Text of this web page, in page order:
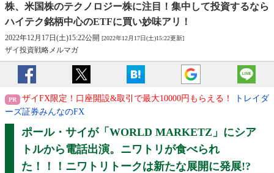
株、米国株のテクノロジー株に注目！集中して投資するなら
ハイテク銘柄中心のETFに買い妙味アリ！
2022年12月17日(土)15:22公開 [2022年12月17日(土)15:22更新]
ザイ投資戦略メルマガ
ザイFX限定！口座開設&取引で最大10000円もらえる！
トレイダ
ーズ証券みんなのFX
ポール・サイが「WORLD MARKETZ」にシア
トルから電話出演。ニワトリが食べられ
た！！！ニワトリトークは新たな展開に発展!?